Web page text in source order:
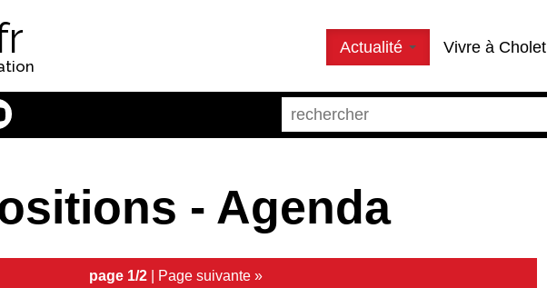
Actualité Vivre à Cholet
- Agenda
page 1/2 | Page suivante »